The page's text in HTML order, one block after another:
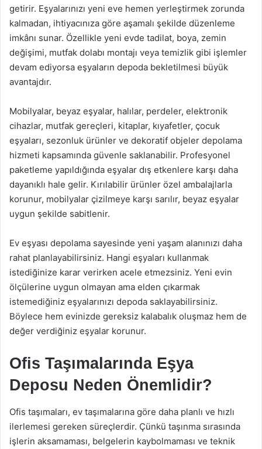
getirir. Eşyalarınızı yeni eve hemen yerleştirmek zorunda
kalmadan, ihtiyacınıza göre aşamalı şekilde düzenleme
imkânı sunar. Özellikle yeni evde tadilat, boya, zemin
değişimi, mutfak dolabı montajı veya temizlik gibi işlemler
devam ediyorsa eşyaların depoda bekletilmesi büyük
avantajdır.
Mobilyalar, beyaz eşyalar, halılar, perdeler, elektronik
cihazlar, mutfak gereçleri, kitaplar, kıyafetler, çocuk
eşyaları, sezonluk ürünler ve dekoratif objeler depolama
hizmeti kapsamında güvenle saklanabilir. Profesyonel
paketleme yapıldığında eşyalar dış etkenlere karşı daha
dayanıklı hale gelir. Kırılabilir ürünler özel ambalajlarla
korunur, mobilyalar çizilmeye karşı sarılır, beyaz eşyalar
uygun şekilde sabitlenir.
Ev eşyası depolama sayesinde yeni yaşam alanınızı daha
rahat planlayabilirsiniz. Hangi eşyaları kullanmak
istediğinize karar verirken acele etmezsiniz. Yeni evin
ölçülerine uygun olmayan ama elden çıkarmak
istemediğiniz eşyalarınızı depoda saklayabilirsiniz.
Böylece hem evinizde gereksiz kalabalık oluşmaz hem de
değer verdiğiniz eşyalar korunur.
Ofis Taşımalarında Eşya
Deposu Neden Önemlidir?
Ofis taşımaları, ev taşımalarına göre daha planlı ve hızlı
ilerlemesi gereken süreçlerdir. Çünkü taşınma sırasında
işlerin aksamaması, belgelerin kaybolmaması ve teknik